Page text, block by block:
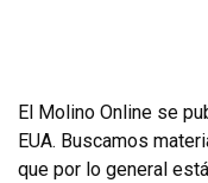
El Molino Online se
EUA. Buscamos
que por lo general